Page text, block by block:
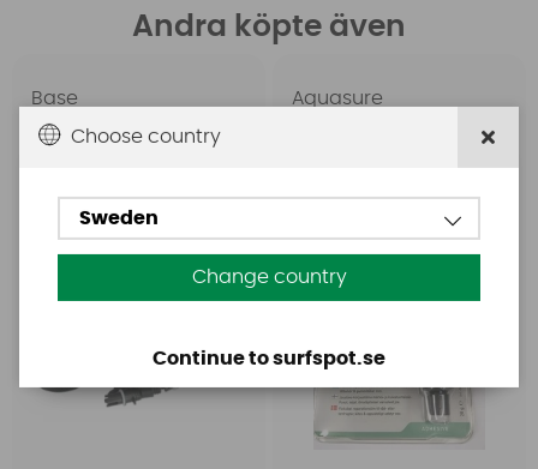
Andra köpte även
Base
Base Rechargeable
SUP Pump
Aquasure
Choose country
Sweden
Change country
Continue to surfspot.se